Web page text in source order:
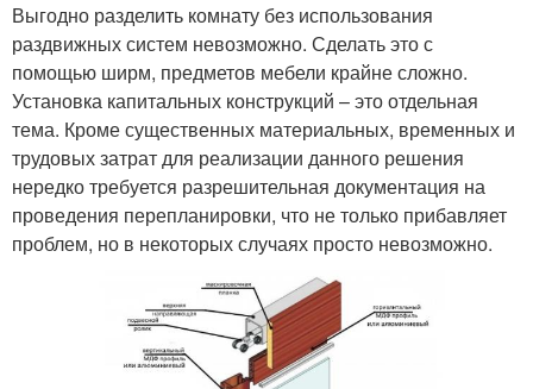
Выгодно разделить комнату без использования
раздвижных систем невозможно. Сделать это с
помощью ширм, предметов мебели крайне сложно.
Установка капитальных конструкций – это отдельная
тема. Кроме существенных материальных, временных и
трудовых затрат для реализации данного решения
нередко требуется разрешительная документация на
проведения перепланировки, что не только прибавляет
проблем, но в некоторых случаях просто невозможно.